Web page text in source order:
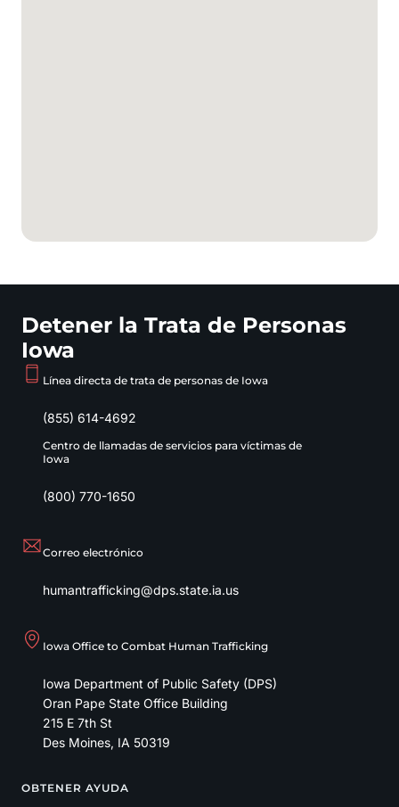
Detener la Trata de Personas
Iowa
Línea directa de trata de personas de Iowa
(855) 614-4692
Centro de llamadas de servicios para víctimas de
Iowa
(800) 770-1650
Correo electrónico
humantrafficking@dps.state.ia.us
Iowa Office to Combat Human Trafficking
Iowa Department of Public Safety (DPS)
Oran Pape State Office Building
215 E 7th St
Des Moines, IA 50319
Footer
OBTENER AYUDA